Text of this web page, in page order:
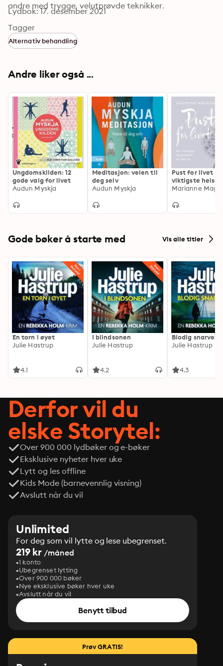
andre med trygge, velutprøvde teknikker.
Lydbok: 17. desember 2021
Tagger
Alternativ behandling
Andre liker også ...
Ungdomskilden: 12
gode valg for livet
Audun Myskja
Meditasjon: veien til
deg selv
Audun Myskja
Pust for livet -
viktigste
du kan ta
Marianne
Gode bøker å starte med Vis alle titler
En torn i øyet
Julie Hastrup
4.1
I blindsonen
Julie Hastrup
4.2
Blodig snarvei
Julie Hastrup
4.3
Derfor vil du
elske Storytel:
Over 900 000 lydbøker og e-bøker
Eksklusive nyheter hver uke
Lytt og les offline
Kids Mode (barnevennlig visning)
Avslutt når du vil
Unlimited
For deg som vil lytte og lese ubegrenset.
219 kr /måned
1 konto
Ubegrenset lytting
Over 900 000 bøker
Nye eksklusive bøker hver uke
Avslutt når du vil
Benytt tilbud
Prøv GRATIS!